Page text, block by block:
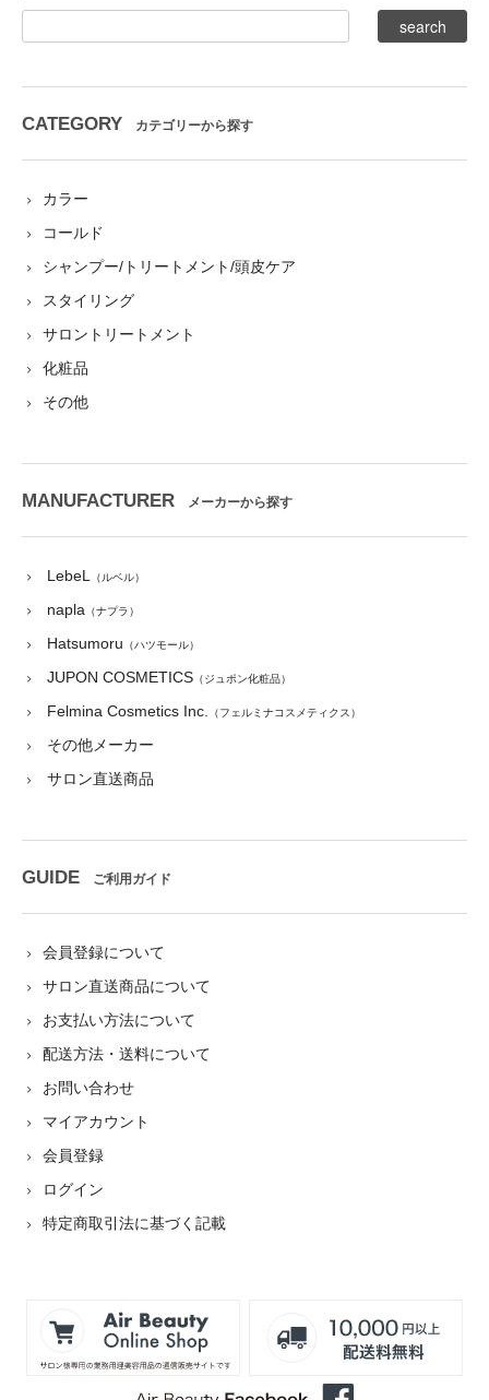
CATEGORY カテゴリーから探す
カラー
コールド
シャンプー/トリートメント/頭皮ケア
スタイリング
サロントリートメント
化粧品
その他
MANUFACTURER メーカーから探す
LebeL （ルベル）
napla （ナプラ）
Hatsumoru （ハツモール）
JUPON COSMETICS （ジュポン化粧品）
Felmina Cosmetics Inc. （フェルミナコスメティクス）
その他メーカー
サロン直送商品
GUIDE ご利用ガイド
会員登録について
サロン直送商品について
お支払い方法について
配送方法・送料について
お問い合わせ
マイアカウント
会員登録
ログイン
特定商取引法に基づく記載